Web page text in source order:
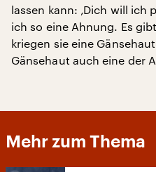
lassen kann: ‚Dich will ich
ich so eine Ahnung. Es
kriegen sie eine
Gänsehaut auch eine der
Mehr zum Thema